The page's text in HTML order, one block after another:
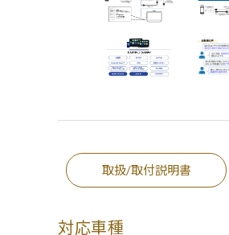
取扱/取付説明書
対応車種